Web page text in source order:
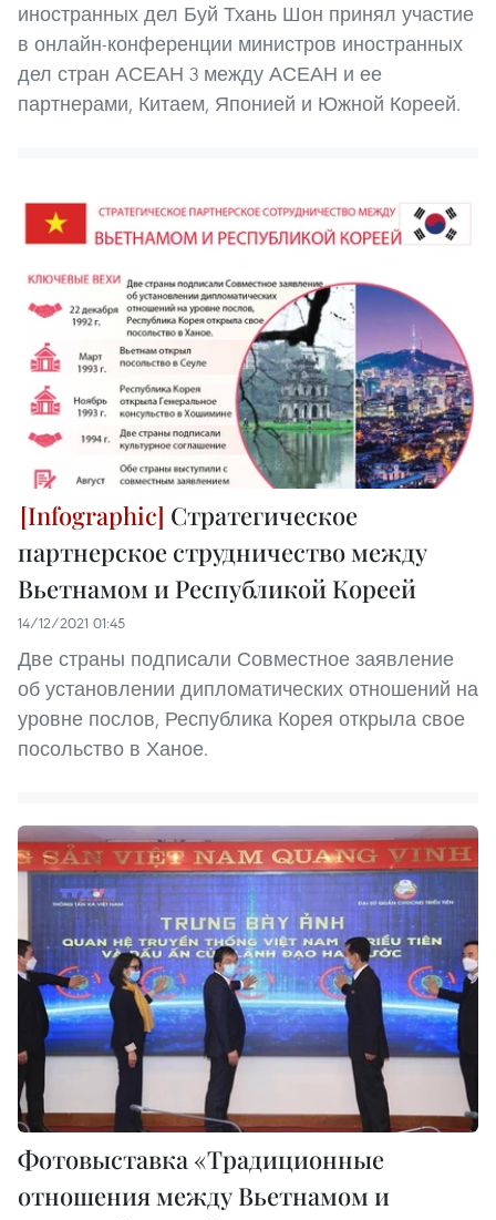
иностранных дел Буй Тхань Шон принял участие
в онлайн-конференции министров иностранных
дел стран АСЕАН 3 между АСЕАН и ее
партнерами, Китаем, Японией и Южной Кореей.
Стратегическое
партнерское струдничество между
Вьетнамом и Республикой Кореей
14/12/2021 01:45
Две страны подписали Совместное заявление
об установлении дипломатических отношений на
уровне послов, Республика Корея открыла свое
посольство в Ханое.
Фотовыставка «Традиционные
отношения между Вьетнамом и